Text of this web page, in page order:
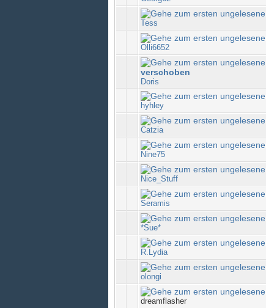
Tess
Olli6652
verschoben
Doris
hyhley
Catzia
Nine75
Nice_Stuff
Seramis
*Sue*
R.Lydia
olongi
dreamflasher